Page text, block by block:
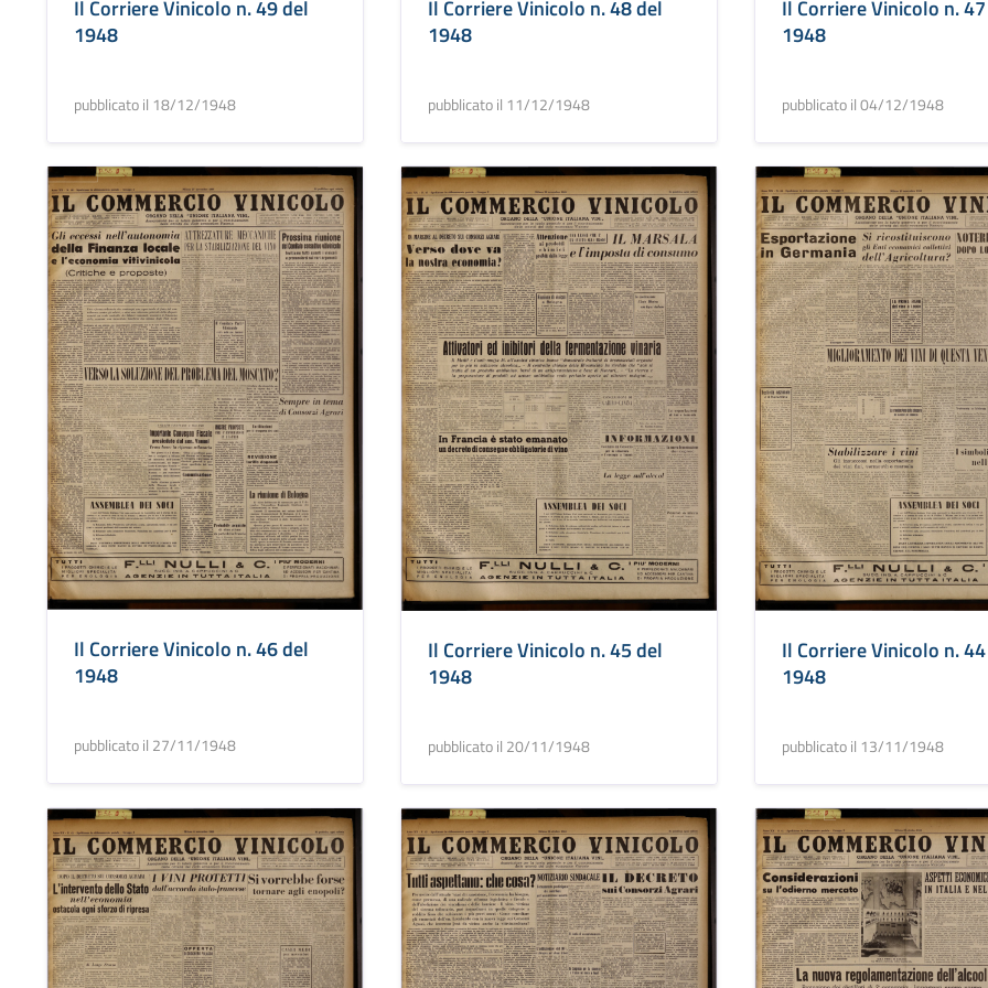
Il Corriere Vinicolo n. 49 del
1948
pubblicato il 18/12/1948
Il Corriere Vinicolo n. 48 del
1948
pubblicato il 11/12/1948
Il Corriere Vinicolo n.
1948
pubblicato il 04/12/1948
Il Corriere Vinicolo n. 46 del
1948
pubblicato il 27/11/1948
Il Corriere Vinicolo n. 45 del
1948
pubblicato il 20/11/1948
Il Corriere Vinicolo n.
1948
pubblicato il 13/11/1948